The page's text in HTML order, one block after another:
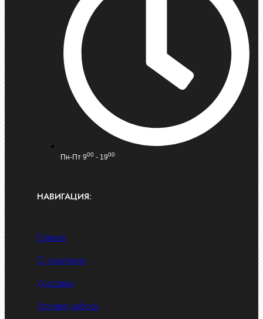
Пн-Пт 900 - 1900
НАВИГАЦИЯ:
Главная
О компании
Доставка
Условия работы